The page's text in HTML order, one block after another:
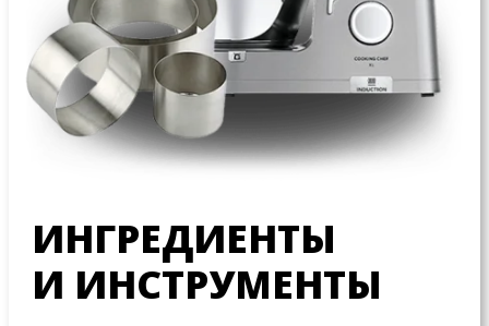
ИНГРЕДИЕНТЫ
И ИНСТРУМЕНТЫ